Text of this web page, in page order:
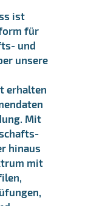
ist
für
und
unsere
erhalten
Mit
hinaus
mit